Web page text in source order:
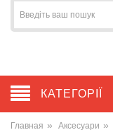
КАТЕГОРІЇ
Главная » Аксесуари »